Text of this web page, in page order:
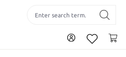
To your account